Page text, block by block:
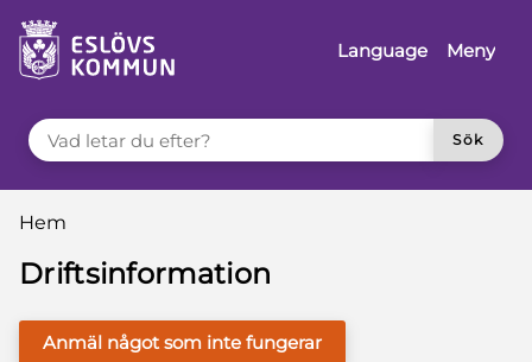
till innehåll
Language
Meny
VAD LETAR DU EFTER?
Sök
Du är här:
Hem
Driftsinformation
Anmäl något som inte fungerar